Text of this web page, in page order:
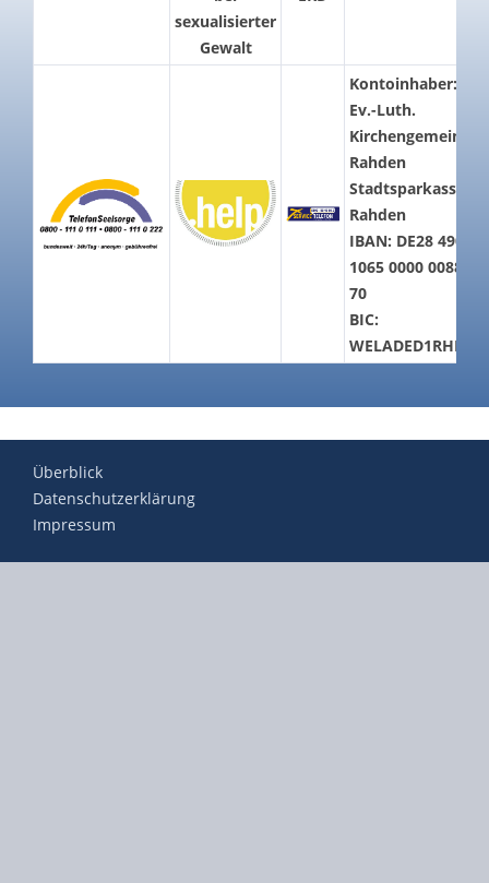
sexualisierter
Gewalt
Kontoinhaber:
Ev.-Luth.
Kirchengemeinde
Rahden
Stadtsparkasse
Rahden
IBAN: DE28 4905
1065 0000 0088
70
BIC:
WELADED1RHD
Überblick
Datenschutzerklärung
Impressum